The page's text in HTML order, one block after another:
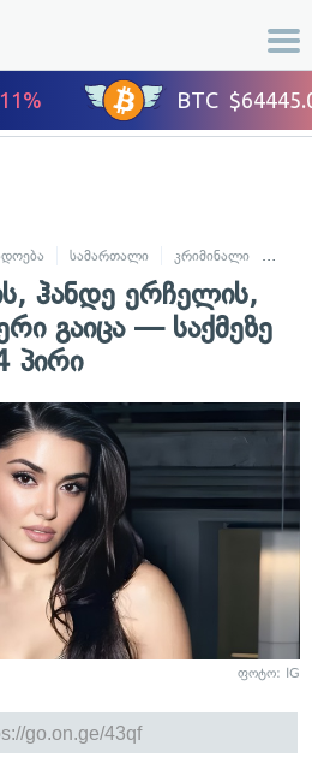
სამართალი კრიმინალი
ჰანდე ერჩელის,
გაიცა — საქმეზე
პირი
ფოტო: IG